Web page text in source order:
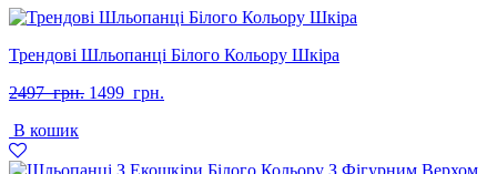
Трендові Шльопанці Білого Кольору Шкіра
2497 грн. Оригінальна
1499 грн.
В кошик